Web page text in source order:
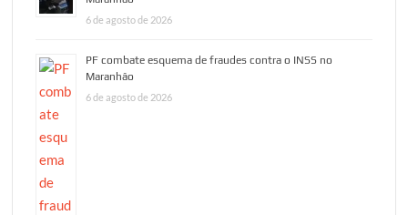
6 de agosto de 2026
PF combate esquema de fraudes contra o INSS no
Maranhão
6 de agosto de 2026